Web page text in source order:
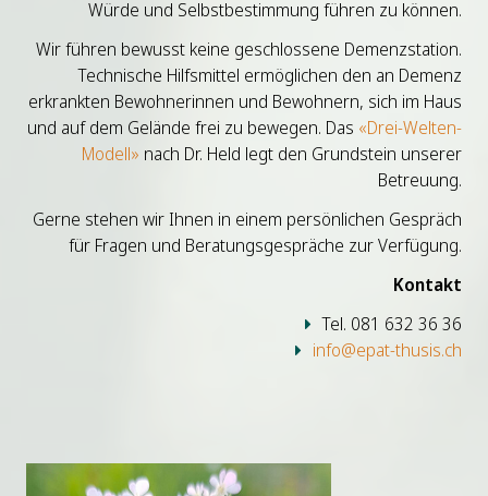
Würde und Selbstbestimmung führen zu können.
Wir führen bewusst keine geschlossene Demenzstation.
Technische Hilfsmittel ermöglichen den an Demenz
erkrankten Bewohnerinnen und Bewohnern, sich im Haus
und auf dem Gelände frei zu bewegen. Das «Drei-Welten-
Modell» nach Dr. Held legt den Grundstein unserer
Betreuung.
Gerne stehen wir Ihnen in einem persönlichen Gespräch
für Fragen und Beratungsgespräche zur Verfügung.
Kontakt
Tel. 081 632 36 36
info@epat-thusis.ch